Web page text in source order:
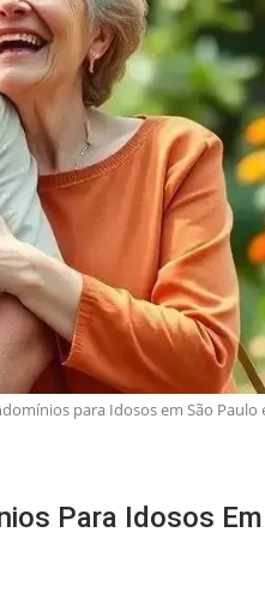
para Idosos em São Paulo
Para Idosos